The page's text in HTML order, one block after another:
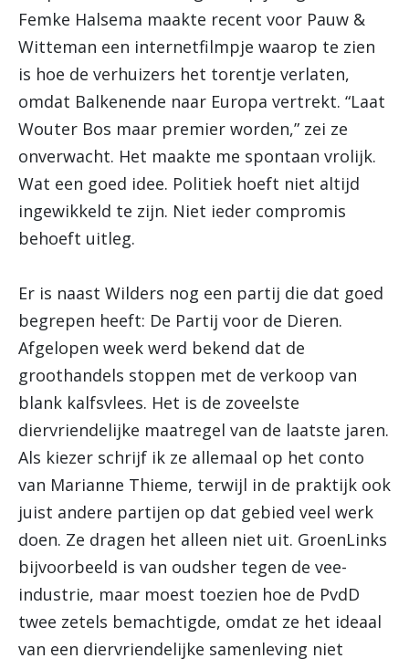
Femke Halsema maakte recent voor Pauw &
Witteman een internetfilmpje waarop te zien
is hoe de verhuizers het torentje verlaten,
omdat Balkenende naar Europa vertrekt. “Laat
Wouter Bos maar premier worden,” zei ze
onverwacht. Het maakte me spontaan vrolijk.
Wat een goed idee. Politiek hoeft niet altijd
ingewikkeld te zijn. Niet ieder compromis
behoeft uitleg.
Er is naast Wilders nog een partij die dat goed
begrepen heeft: De Partij voor de Dieren.
Afgelopen week werd bekend dat de
groothandels stoppen met de verkoop van
blank kalfsvlees. Het is de zoveelste
diervriendelijke maatregel van de laatste jaren.
Als kiezer schrijf ik ze allemaal op het conto
van Marianne Thieme, terwijl in de praktijk ook
juist andere partijen op dat gebied veel werk
doen. Ze dragen het alleen niet uit. GroenLinks
bijvoorbeeld is van oudsher tegen de vee-
industrie, maar moest toezien hoe de PvdD
twee zetels bemachtigde, omdat ze het ideaal
van een diervriendelijke samenleving niet